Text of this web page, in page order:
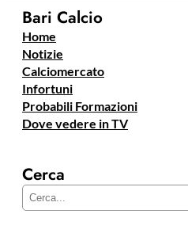
Bari Calcio
Home
Notizie
Calciomercato
Infortuni
Probabili Formazioni
Dove vedere in TV
Cerca
e